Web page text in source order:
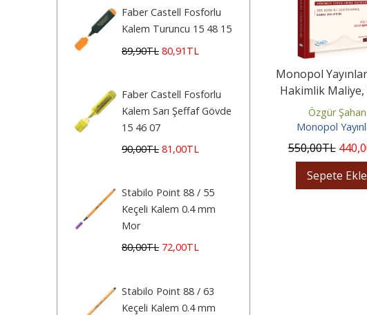
Faber Castell Fosforlu
Kalem Turuncu 15 48 15
89,90TL 80,91 TL
Faber Castell Fosforlu
Kalem Sarı Şeffaf Gövde
15 46 07
90,00TL 81 ,00TL
Stabilo Point 88 / 55
Keçeli Kalem 0.4 mm
Mor
80,00TL 72,00TL
Stabilo Point 88 / 63
Keçeli Kalem 0.4 mm
Monopol
Hakimlik Maliye,
Hukuku Konu
Özgür Şahan
Monopol
550,00TL 440
Sepete Ekle